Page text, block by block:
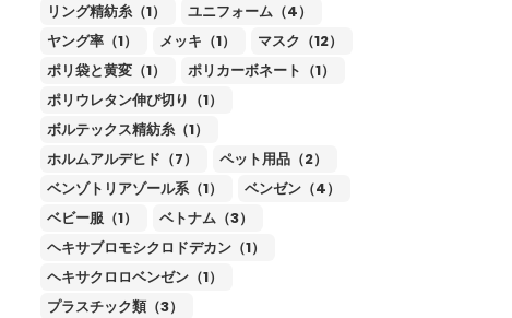
リング精紡糸（1）
ユニフォーム（4）
ヤング率（1）
メッキ（1）
マスク（12）
ポリ袋と黄変（1）
ポリカーボネート（1）
ポリウレタン伸び切り（1）
ボルテックス精紡糸（1）
ホルムアルデヒド（7）
ペット用品（2）
ベンゾトリアゾール系（1）
ベンゼン（4）
ベビー服（1）
ベトナム（3）
ヘキサブロモシクロドデカン（1）
ヘキサクロロベンゼン（1）
プラスチック類（3）